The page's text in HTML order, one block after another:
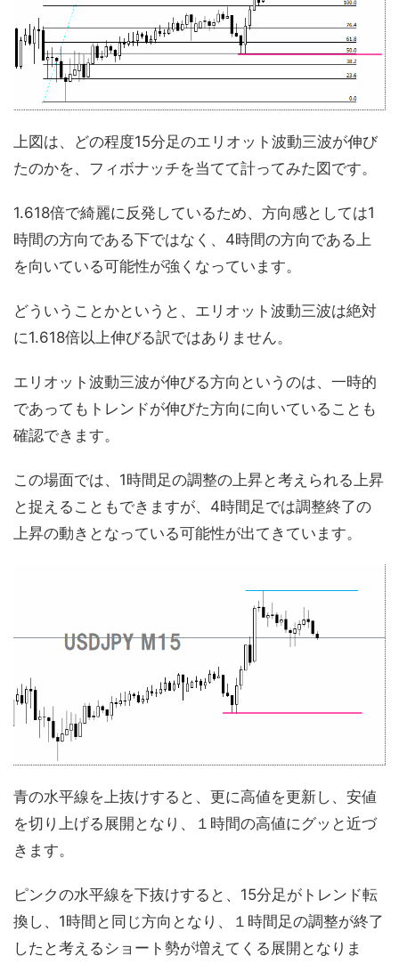
上図は、どの程度15分足のエリオット波動三波が伸び
たのかを、フィボナッチを当てて計ってみた図です。
1.618倍で綺麗に反発しているため、方向感としては1
時間の方向である下ではなく、4時間の方向である上
を向いている可能性が強くなっています。
どういうことかというと、エリオット波動三波は絶対
に1.618倍以上伸びる訳ではありません。
エリオット波動三波が伸びる方向というのは、一時的
であってもトレンドが伸びた方向に向いていることも
確認できます。
この場面では、1時間足の調整の上昇と考えられる上昇
と捉えることもできますが、4時間足では調整終了の
上昇の動きとなっている可能性が出てきています。
青の水平線を上抜けすると、更に高値を更新し、安値
を切り上げる展開となり、１時間の高値にグッと近づ
きます。
ピンクの水平線を下抜けすると、15分足がトレンド転
換し、1時間と同じ方向となり、１時間足の調整が終了
したと考えるショート勢が増えてくる展開となりま